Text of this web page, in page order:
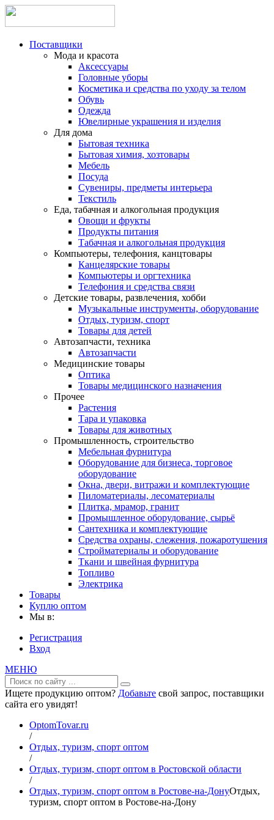
Поставщики
Мода и красота
Аксессуары
Головные уборы
Косметика и средства по уходу за телом
Обувь
Одежда
Ювелирные украшения и изделия
Для дома
Бытовая техника
Бытовая химия, хозтовары
Мебель
Посуда
Сувениры, предметы интерьера
Текстиль
Еда, табачная и алкогольная продукция
Овощи и фрукты
Продукты питания
Табачная и алкогольная продукция
Компьютеры, телефония, канцтовары
Канцелярские товары
Компьютеры и оргтехника
Телефония и средства связи
Детские товары, развлечения, хобби
Музыкальные инструменты, оборудование
Отдых, туризм, спорт
Товары для детей
Автозапчасти, техника
Автозапчасти
Медицинские товары
Оптика
Товары медицинского назначения
Прочее
Растения
Тара и упаковка
Товары для животных
Промышленность, строительство
Мебельная фурнитура
Оборудование для бизнеса, торговое
оборудование
Окна, двери, витражи и комплектующие
Пиломатериалы, лесоматериалы
Плитка, мрамор, гранит
Промышленное оборудование, сырьё
Сантехника и комплектующие
Средства охраны, слежения, пожаротушения
Стройматериалы и оборудование
Ткани и швейная фурнитура
Топливо
Электрика
Товары
Куплю оптом
Мы в:
Регистрация
Вход
МЕНЮ
Ищете продукцию оптом? Добавьте свой запрос, поставщики
сайта его увидят!
OptomTovar.ru
/
Отдых, туризм, спорт оптом
/
Отдых, туризм, спорт оптом в Ростовской области
/
Отдых, туризм, спорт оптом в Ростове-на-ДонуОтдых,
туризм, спорт оптом в Ростове-на-Дону